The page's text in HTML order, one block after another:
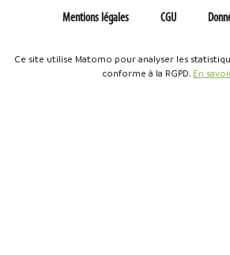
Mentions légales CGU
Ce site utilise Matomo pour analyser les
conforme à la RGPD. En